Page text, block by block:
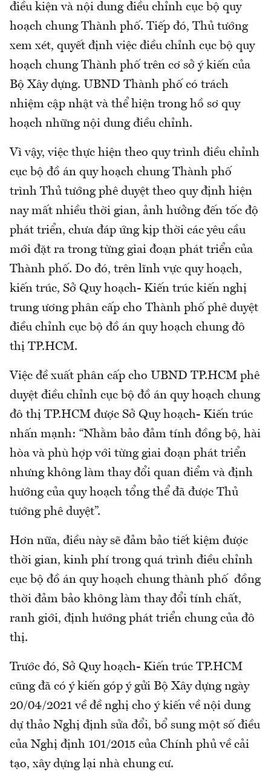
điều kiện và nội dung điều chỉnh cục bộ quy
hoạch chung Thành phố. Tiếp đó, Thủ tướng
xem xét, quyết định việc điều chỉnh cục bộ quy
hoạch chung Thành phố trên cơ sở ý kiến của
Bộ Xây dựng. UBND Thành phố có trách
nhiệm cập nhật và thể hiện trong hồ sơ quy
hoạch những nội dung điều chỉnh.
Vì vậy, việc thực hiện theo quy trình điều chỉnh
cục bộ đồ án quy hoạch chung Thành phố
trình Thủ tướng phê duyệt theo quy định hiện
nay mất nhiều thời gian, ảnh hưởng đến tốc độ
phát triển, chưa đáp ứng kịp thời các yêu cầu
mới đặt ra trong từng giai đoạn phát triển của
Thành phố. Do đó, trên lĩnh vực quy hoạch,
kiến trúc, Sở Quy hoạch- Kiến trúc kiến nghị
trung ương phân cấp cho Thành phố phê duyệt
điều chỉnh cục bộ đồ án quy hoạch chung đô
thị TP.HCM.
Việc đề xuất phân cấp cho UBND TP.HCM phê
duyệt điều chỉnh cục bộ đồ án quy hoạch chung
đô thị TP.HCM được Sở Quy hoạch- Kiến trúc
nhấn mạnh: “Nhằm bảo đảm tính đồng bộ, hài
hòa và phù hợp với từng giai đoạn phát triển
nhưng không làm thay đổi quan điểm và định
hướng của quy hoạch tổng thể đã được Thủ
tướng phê duyệt”.
Hơn nữa, điều này sẽ đảm bảo tiết kiệm được
thời gian, kinh phí trong quá trình điều chỉnh
cục bộ đồ án quy hoạch chung thành phố đồng
thời đảm bảo không làm thay đổi tính chất,
ranh giới, định hướng phát triển chung của đô
thị.
Trước đó, Sở Quy hoạch- Kiến trúc TP.HCM
cũng đã có ý kiến góp ý gửi Bộ Xây dựng ngày
20/04/2021 về đề nghị cho ý kiến về nội dung
dự thảo Nghị định sửa đổi, bổ sung một số điều
của Nghị định 101/2015 của Chính phủ về cải
tạo, xây dựng lại nhà chung cư.